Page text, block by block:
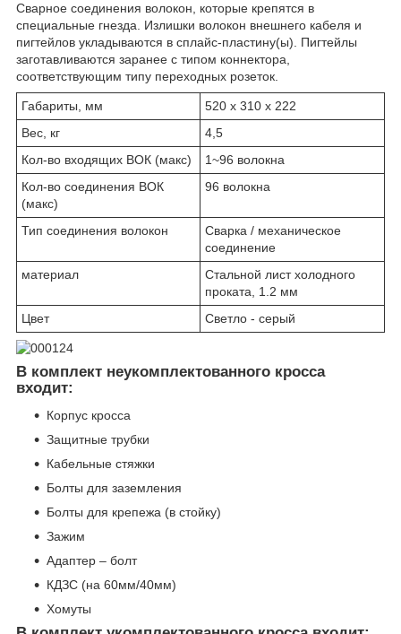
Сварное соединения волокон, которые крепятся в
специальные гнезда. Излишки волокон внешнего кабеля и
пигтейлов укладываются в сплайс-пластину(ы). Пигтейлы
заготавливаются заранее с типом коннектора,
соответствующим типу переходных розеток.
Габариты, мм
520 х 310 х 222
Вес, кг
4,5
Кол-во входящих ВОК (макс)
1~96 волокна
Кол-во соединения ВОК
(макс)
96 волокна
Тип соединения волокон
Сварка / механическое
соединение
материал
Стальной лист холодного
проката, 1.2 мм
Цвет
Светло - серый
В комплект неукомплектованного кросса
входит:
Корпус кросса
Защитные трубки
Кабельные стяжки
Болты для заземления
Болты для крепежа (в стойку)
Зажим
Адаптер – болт
КДЗС (на 60мм/40мм)
Хомуты